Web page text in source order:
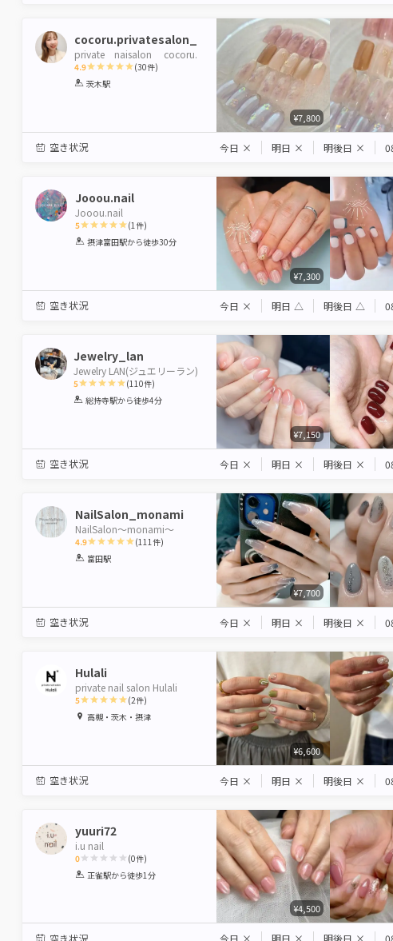
cocoru.privatesalon_
private naisalon cocoru.
4.9
1 2 3
(30件)
茨木駅
¥7,800
空き状況 今日 × 明日 × 明後日 ×
Jooou.nail
Jooou.nail
5
1 2 3 4 5
(1 件)
摂津富田駅から徒歩30分
¥7,300
空き状況 今日 × 明日 △ 明後日 △
Jewelry_lan
Jewelry LAN(ジュエリーラン)
5
1 2 3 4 5
(110件)
総持寺駅から徒歩4分
¥7,150
空き状況 今日 × 明日 × 明後日 ×
NailSalon_monami
NailSalon〜monami〜
4.9
1 2 3
(111 件)
富田駅
¥7,700
空き状況 今日 × 明日 × 明後日 ×
Hulali
private nail salon Hulali
5
1 2 3 4 5
(2件)
高槻・茨木・摂津
¥6,600
空き状況 今日 × 明日 × 明後日 ×
yuuri72
i.u nail
0
1 2 3 4 5
(0件)
正雀駅から徒歩1分
¥4,500
空き状況